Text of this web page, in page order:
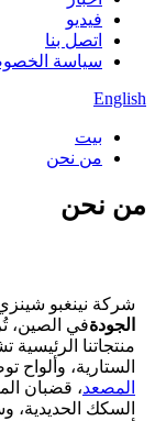
فيديو
اتصل بنا
سياسة
English
بيت
من نحن
من نحن
شركة نينغبو
الجودةفي الصين،
منتجاتنا
الستارية، وألواح
المصعد، قضبان
السكك الحديدية،